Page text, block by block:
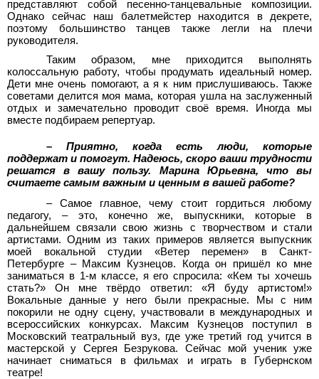
представляют собой песенно-танцевальные композиции.
Однако сейчас наш балетмейстер находится в декрете,
поэтому большинство танцев также легли на плечи
руководителя.
Таким образом, мне приходится выполнять
колоссальную работу, чтобы продумать идеальный номер.
Дети мне очень помогают, а я к ним прислушиваюсь. Также
советами делится моя мама, которая ушла на заслуженный
отдых и замечательно проводит своё время. Иногда мы
вместе подбираем репертуар.
– Приятно, когда есть люди, которые
поддержат и помогут. Надеюсь, скоро ваши трудности
решатся в вашу пользу. Марина Юрьевна, что вы
считаете самым важным и ценным в вашей работе?
– Самое главное, чему стоит гордиться любому
педагогу, – это, конечно же, выпускники, которые в
дальнейшем связали свою жизнь с творчеством и стали
артистами. Одним из таких примеров является выпускник
моей вокальной студии «Ветер перемен» в Санкт-
Петербурге – Максим Кузнецов. Когда он пришёл ко мне
заниматься в 1-м классе, я его спросила: «Кем ты хочешь
стать?» Он мне твёрдо ответил: «Я буду артистом!»
Вокальные данные у него были прекрасные. Мы с ним
покорили не одну сцену, участвовали в международных и
всероссийских конкурсах. Максим Кузнецов поступил в
Московский театральный вуз, где уже третий год учится в
мастерской у Сергея Безрукова. Сейчас мой ученик уже
начинает сниматься в фильмах и играть в Губернском
театре!